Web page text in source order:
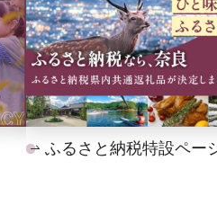
ふるさと納税特設ペー